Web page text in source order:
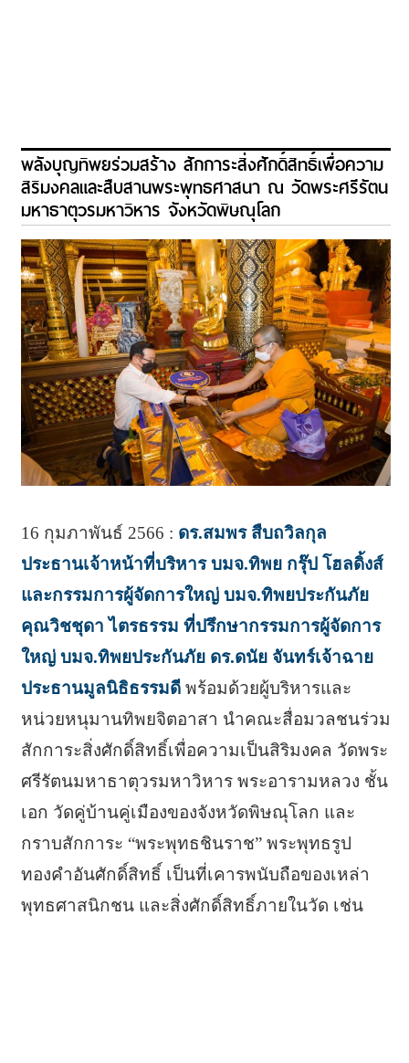
พลังบุญทิพยร่วมสร้าง สักการะสิ่งศักดิ์สิทธิ์เพื่อความ
สิริมงคลและสืบสานพระพุทธศาสนา ณ วัดพระศรีรัตน
มหาธาตุวรมหาวิหาร จังหวัดพิษณุโลก
16 กุมภาพันธ์ 2566 : ดร.สมพร สืบถวิลกุล
ประธานเจ้าหน้าที่บริหาร บมจ.ทิพย กรุ๊ป โฮลดิ้งส์
และกรรมการผู้จัดการใหญ่ บมจ.ทิพยประกันภัย
คุณวิชชุดา ไตรธรรม ที่ปรึกษากรรมการผู้จัดการ
ใหญ่ บมจ.ทิพยประกันภัย ดร.ดนัย จันทร์เจ้าฉาย
ประธานมูลนิธิธรรมดี พร้อมด้วยผู้บริหารและ
หน่วยหนุมานทิพยจิตอาสา นำคณะสื่อมวลชนร่วม
สักการะสิ่งศักดิ์สิทธิ์เพื่อความเป็นสิริมงคล วัดพระ
ศรีรัตนมหาธาตุวรมหาวิหาร พระอารามหลวง ชั้น
เอก วัดคู่บ้านคู่เมืองของจังหวัดพิษณุโลก และ
กราบสักการะ “พระพุทธชินราช” พระพุทธรูป
ทองคำอันศักดิ์สิทธิ์ เป็นที่เคารพนับถือของเหล่า
พุทธศาสนิกชน และสิ่งศักดิ์สิทธิ์ภายในวัด เช่น